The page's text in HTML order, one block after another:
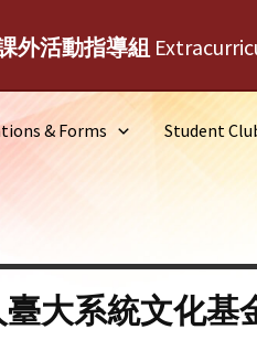
外活動指導組
& Forms Student
大系統文化